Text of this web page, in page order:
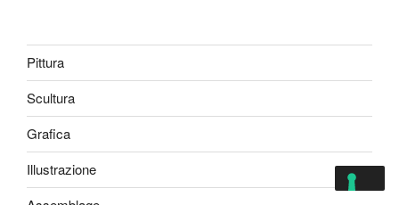
Pittura
Scultura
Grafica
Illustrazione